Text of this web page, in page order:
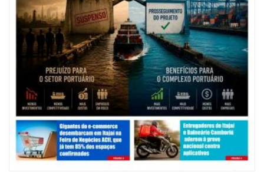
07/08/2026 | 07:00
Nem toda violência deixa marcas: conheça os sinais de alerta da